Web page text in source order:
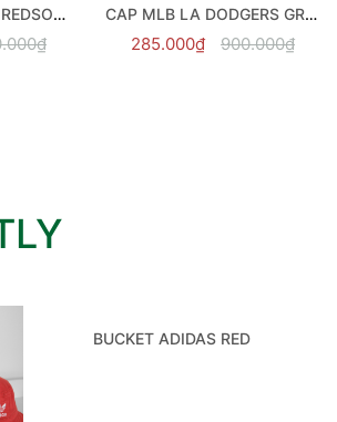
CAP MLB BOSTON REDSOX WHITE/NAVY - 3ACP3303N-43NYS CAP MLB LA DODGERS GREEN - 3ACP3303N-07GND
285.000₫ 900.000₫
BUCKET ADIDAS RED